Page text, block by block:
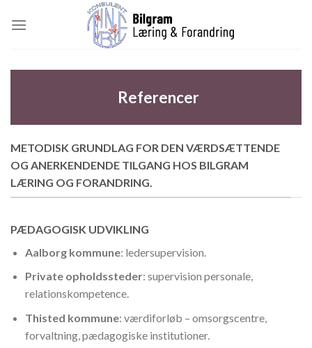
Referencer
METODISK GRUNDLAG FOR DEN VÆRDSÆTTENDE
OG ANERKENDENDE TILGANG HOS BILGRAM
LÆRING OG FORANDRING.
PÆDAGOGISK UDVIKLING
Aalborg kommune: ledersupervision.
Private opholdssteder: supervision personale,
relationskompetence.
Thisted kommune: værdiforløb – omsorgscentre,
forvaltning, pædagogiske institutioner.